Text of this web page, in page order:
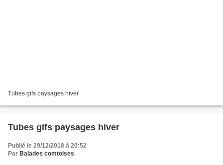
Tubes gifs paysages hiver
Tubes gifs paysages hiver
Publié le 29/12/2018 à 20:52
Par Balades comtoises